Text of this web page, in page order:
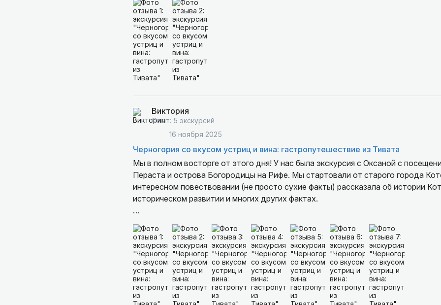
Виктория
Опыт: 5 экскурсий
16 ноября 2025
Черногория со вкусом устриц и вина: гастропутешествие из Тивата
Мы в полном восторге от этого дня! У нас была экскурсия с Оксаной с
Пераста и острова Богородицы на Рифе. Мы стартовали от старого города
интересном повествовании (не просто сухие факты) рассказала об истории
историческом развитии и многих других фактах.
Устричная ферма это по сути семейное хозяйство, с невероятно вкусными
морепродуктами, домашним вином и шикарным видом - не место, а
Очень понравилась живая манера общения, все ощущалось легко и
себя в надежных руках и просто получали удовольствие. Весь маршрут перемещались на супер
комфортабельном авто.
Обязательно советуем посетить именно эту экскурсию! Спасибо команде!